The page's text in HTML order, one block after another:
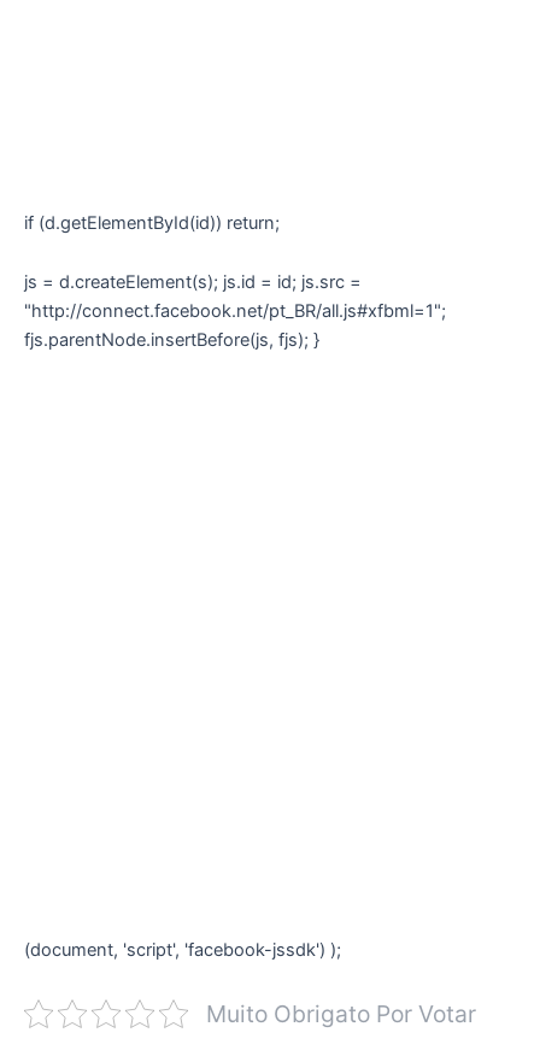
if (d.getElementById(id)) return;
js = d.createElement(s); js.id = id; js.src =
"http://connect.facebook.net/pt_BR/all.js#xfbml=1";
fjs.parentNode.insertBefore(js, fjs); }
(document, 'script', 'facebook-jssdk') );
Muito Obrigato Por Votar